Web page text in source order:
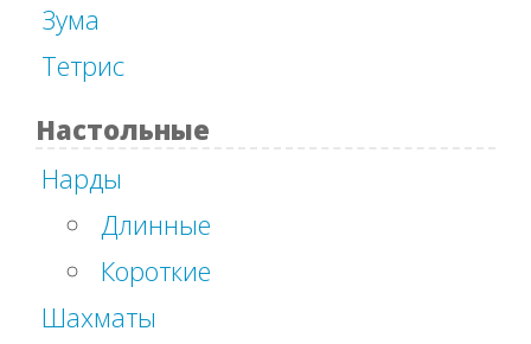
Зума
Тетрис
Настольные
Нарды
Длинные
Короткие
Шахматы